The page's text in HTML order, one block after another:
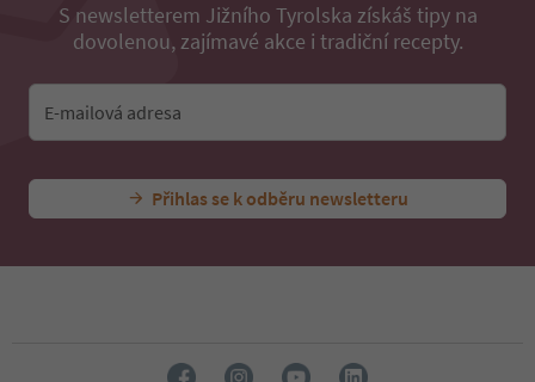
S newsletterem Jižního Tyrolska získáš tipy na
dovolenou, zajímavé akce i tradiční recepty.
E-mailová adresa
Přihlas se k odběru newsletteru